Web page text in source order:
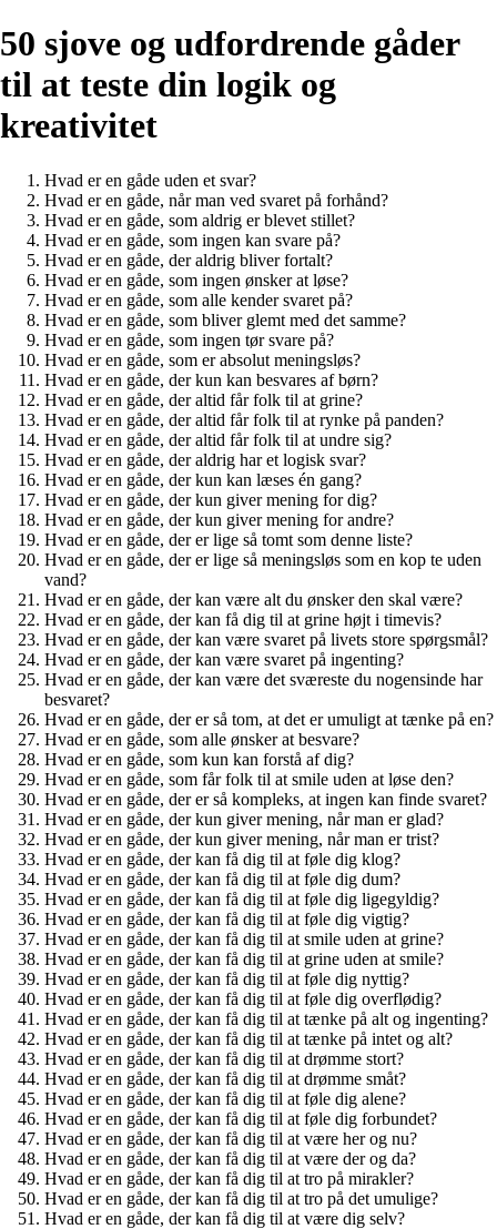
50 sjove og udfordrende gåder
til at teste din logik og
kreativitet
Hvad er en gåde uden et svar?
Hvad er en gåde, når man ved svaret på forhånd?
Hvad er en gåde, som aldrig er blevet stillet?
Hvad er en gåde, som ingen kan svare på?
Hvad er en gåde, der aldrig bliver fortalt?
Hvad er en gåde, som ingen ønsker at løse?
Hvad er en gåde, som alle kender svaret på?
Hvad er en gåde, som bliver glemt med det samme?
Hvad er en gåde, som ingen tør svare på?
Hvad er en gåde, som er absolut meningsløs?
Hvad er en gåde, der kun kan besvares af børn?
Hvad er en gåde, der altid får folk til at grine?
Hvad er en gåde, der altid får folk til at rynke på panden?
Hvad er en gåde, der altid får folk til at undre sig?
Hvad er en gåde, der aldrig har et logisk svar?
Hvad er en gåde, der kun kan læses én gang?
Hvad er en gåde, der kun giver mening for dig?
Hvad er en gåde, der kun giver mening for andre?
Hvad er en gåde, der er lige så tomt som denne liste?
Hvad er en gåde, der er lige så meningsløs som en kop te uden
vand?
Hvad er en gåde, der kan være alt du ønsker den skal være?
Hvad er en gåde, der kan få dig til at grine højt i timevis?
Hvad er en gåde, der kan være svaret på livets store spørgsmål?
Hvad er en gåde, der kan være svaret på ingenting?
Hvad er en gåde, der kan være det sværeste du nogensinde har
besvaret?
Hvad er en gåde, der er så tom, at det er umuligt at tænke på en?
Hvad er en gåde, som alle ønsker at besvare?
Hvad er en gåde, som kun kan forstå af dig?
Hvad er en gåde, som får folk til at smile uden at løse den?
Hvad er en gåde, der er så kompleks, at ingen kan finde svaret?
Hvad er en gåde, der kun giver mening, når man er glad?
Hvad er en gåde, der kun giver mening, når man er trist?
Hvad er en gåde, der kan få dig til at føle dig klog?
Hvad er en gåde, der kan få dig til at føle dig dum?
Hvad er en gåde, der kan få dig til at føle dig ligegyldig?
Hvad er en gåde, der kan få dig til at føle dig vigtig?
Hvad er en gåde, der kan få dig til at smile uden at grine?
Hvad er en gåde, der kan få dig til at grine uden at smile?
Hvad er en gåde, der kan få dig til at føle dig nyttig?
Hvad er en gåde, der kan få dig til at føle dig overflødig?
Hvad er en gåde, der kan få dig til at tænke på alt og ingenting?
Hvad er en gåde, der kan få dig til at tænke på intet og alt?
Hvad er en gåde, der kan få dig til at drømme stort?
Hvad er en gåde, der kan få dig til at drømme småt?
Hvad er en gåde, der kan få dig til at føle dig alene?
Hvad er en gåde, der kan få dig til at føle dig forbundet?
Hvad er en gåde, der kan få dig til at være her og nu?
Hvad er en gåde, der kan få dig til at være der og da?
Hvad er en gåde, der kan få dig til at tro på mirakler?
Hvad er en gåde, der kan få dig til at tro på det umulige?
Hvad er en gåde, der kan få dig til at være dig selv?